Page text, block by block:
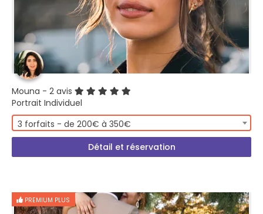
Mouna - 2 avis
Portrait Individuel
3 forfaits - de 200€ à 350€
Détail et réservation
PREMIUM PLUS